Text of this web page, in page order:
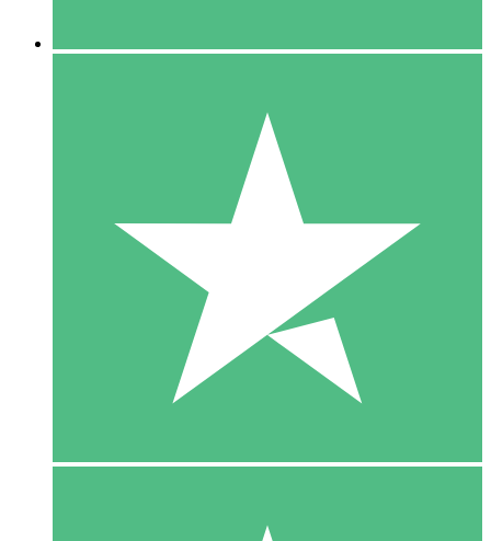
10 Downloads
20 00